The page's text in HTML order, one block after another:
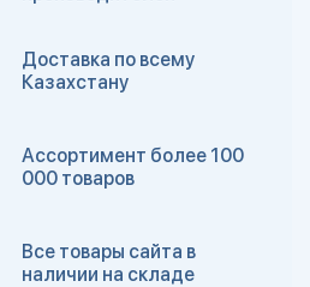
Доставка по всему
Казахстану
Ассортимент более 100
000 товаров
Все товары сайта в
наличии на складе